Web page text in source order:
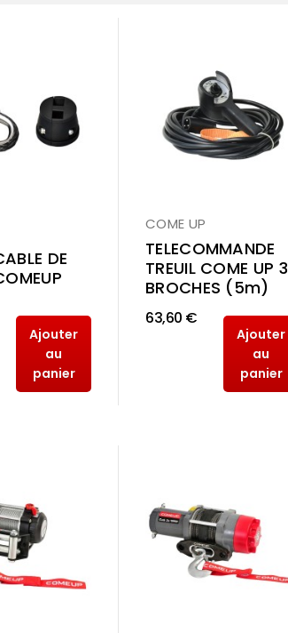
DE
Ajouter
au
panier
COME UP
TELECOMMANDE
TREUIL COME UP 3
BROCHES (5m)
63,60 €
Ajouter
au
panier